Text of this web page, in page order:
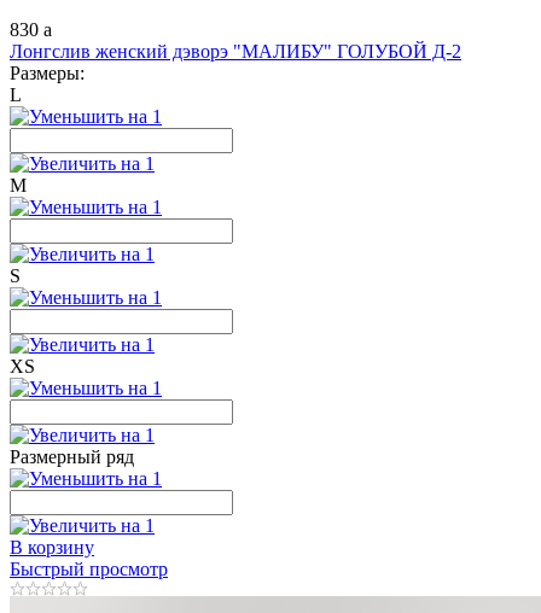
830 a
Лонгслив женский дэворэ "МАЛИБУ" ГОЛУБОЙ Д-2
Размеры:
L
M
S
XS
Размерный ряд
В корзину
Быстрый просмотр